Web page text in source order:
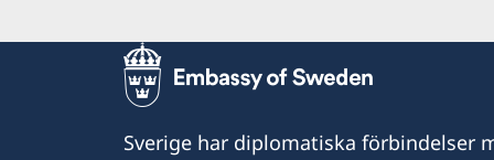
Sverige har diplomatiska förbindelser